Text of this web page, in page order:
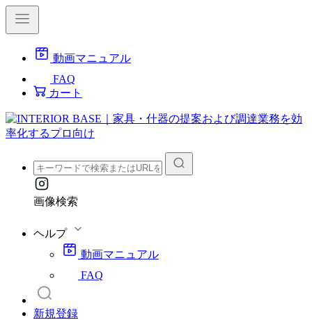
動画マニュアル
FAQ
カート
画像検索
ヘルプ
動画マニュアル
FAQ
新規登録